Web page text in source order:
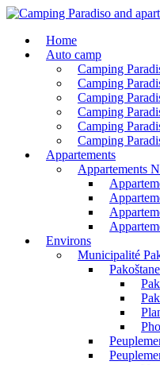
Home
Auto camp
Camping
Camping
Camping
Camping
Camping
Camping
Appartements
Appartements
Environs
Municipalité